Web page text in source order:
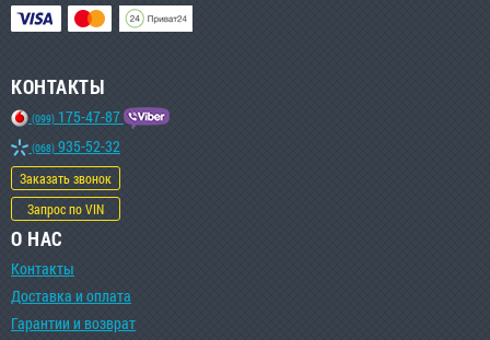
КОНТАКТЫ
(099) 175-47-87
(068) 935-52-32
Заказать звонок
Запрос по VIN
О НАС
Контакты
Доставка и оплата
Гарантии и возврат